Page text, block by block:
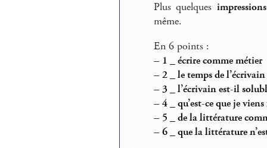
Plus quelques
même.
En 6 points :
– 1 _ écrire comme métier
– 2 _ le temps de l’écrivain
– 3 _ l’écrivain est-il
– 4 _ qu’est-ce que je
– 5 _ de la littérature
– 6 _ que la littérature